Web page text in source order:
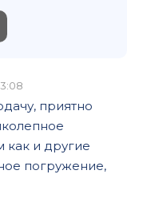
приятно
как и другие
погружение,